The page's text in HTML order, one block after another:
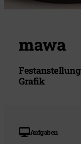
mawa
Grafik
Aufgaben